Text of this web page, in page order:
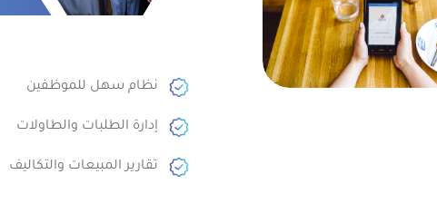
نظام سهل للموظفين
إدارة الطلبات والطاولات
تقارير المبيعات والتكاليف